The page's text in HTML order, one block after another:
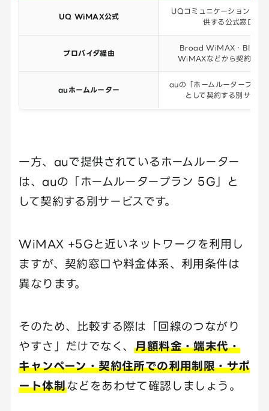
UQ WiMAX公式
UQコミュニケーションズが
供する公式窓口
プロバイダ経由
Broad WiMAX・
WiMAXなどから契約する
auホームルーター
auの「ホームルータープラ
として契約する別サービ
一方、auで提供されているホームルーター
は、auの「ホームルータープラン 5G」と
して契約する別サービスです。
WiMAX +5Gと近いネットワークを利用し
ますが、契約窓口や料金体系、利用条件は
異なります。
そのため、比較する際は「回線のつながり
やすさ」だけでなく、月額料金・端末代・
キャンペーン・契約住所での利用制限・サポ
ート体制などをあわせて確認しましょう。